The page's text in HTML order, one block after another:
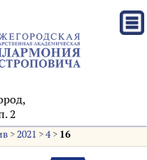
2
>2021 >4> 16